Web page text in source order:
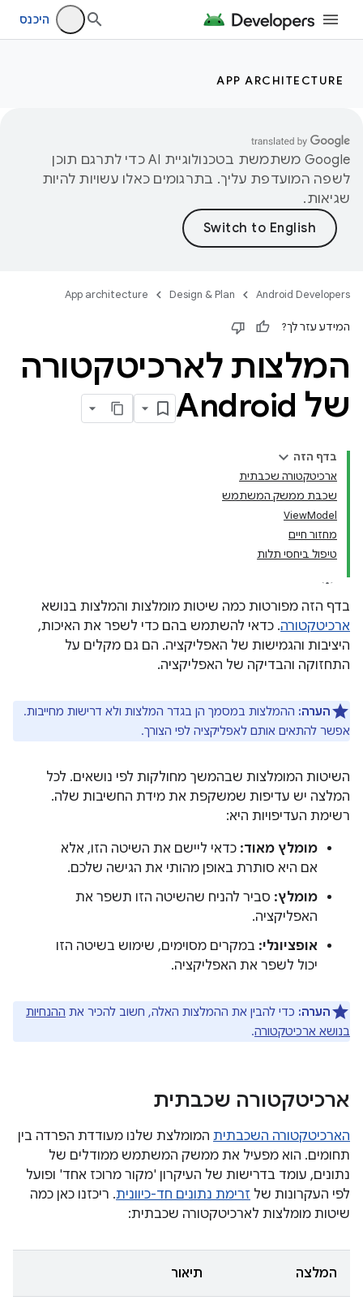
היכנס
APP ARCHITECTURE
‫Google משתמשת בטכנולוגיית AI כדי לתרגם תוכן
לשפה המועדפת עליך. בתרגומים כאלו עשויות להיות
שגיאות.
Android Developers
Design & Plan
App architecture
המידע עזר לך?
המלצות לארכיטקטורה
של Android
בדף הזה
ארכיטקטורה שכבתית
שכבת ממשק המשתמש
ViewModel
מחזור חיים
טיפול ביחסי תלות
בדף הזה מפורטות כמה שיטות מומלצות והמלצות בנושא
ארכיטקטורה. כדאי להשתמש בהם כדי לשפר את האיכות,
היציבות והגמישות של האפליקציה. הם גם מקלים על
התחזוקה והבדיקה של האפליקציה.
הערה: ההמלצות במסמך הן בגדר המלצות ולא דרישות מחייבות.
אפשר להתאים אותם לאפליקציה לפי הצורך.
השיטות המומלצות שבהמשך מחולקות לפי נושאים. לכל
המלצה יש עדיפות שמשקפת את מידת החשיבות שלה.
רשימת העדיפויות היא:
מומלץ מאוד: כדאי ליישם את השיטה הזו, אלא
אם היא סותרת באופן מהותי את הגישה שלכם.
מומלץ: סביר להניח שהשיטה הזו תשפר את
האפליקציה.
אופציונלי: במקרים מסוימים, שימוש בשיטה הזו
יכול לשפר את האפליקציה.
הערה: כדי להבין את ההמלצות האלה, חשוב להכיר את ההנחיות
בנושא ארכיטקטורה.
ארכיטקטורה שכבתית
הארכיטקטורה השכבתית המומלצת שלנו מעודדת הפרדה בין
תחומים. הוא מפעיל את ממשק המשתמש ממודלים של
נתונים, עומד בדרישות של העיקרון 'מקור מרוכז אחד' ופועל
לפי העקרונות של זרימת נתונים חד-כיוונית. ריכזנו כאן כמה
שיטות מומלצות לארכיטקטורה שכבתית:
המלצה תיאור